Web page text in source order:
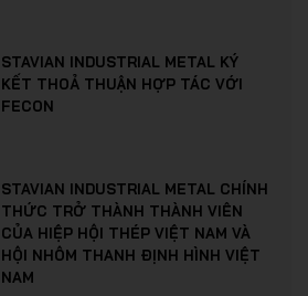
STAVIAN INDUSTRIAL METAL KÝ
KẾT THOẢ THUẬN HỢP TÁC VỚI
FECON
STAVIAN INDUSTRIAL METAL CHÍNH
THỨC TRỞ THÀNH THÀNH VIÊN
CỦA HIỆP HỘI THÉP VIỆT NAM VÀ
HỘI NHÔM THANH ĐỊNH HÌNH VIỆT
NAM